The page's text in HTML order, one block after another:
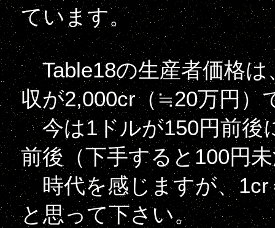
ています。
Table18の生産者価格は
収が2,000cr（≒20万円）
今は1ドルが150円前後
前後（下手すると100円
時代を感じますが、1cr
と思って下さい。